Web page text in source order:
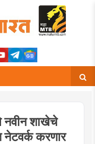
नवीन शाखेचे
नेटवर्क करणार